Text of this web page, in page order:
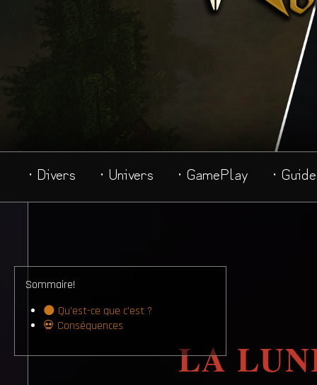
· Divers · Univers · GamePlay ·
LA
Sommaire!
🌑 Qu’est-ce que c’est ?
💀 Conséquences